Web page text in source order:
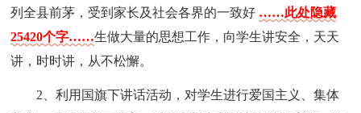
列全县前茅，受到家长及社会各界的一致好 ……此处隐藏
25420个字……生做大量的思想工作，向学生讲安全，天天
讲，时时讲，从不松懈。
2、利用国旗下讲话活动，对学生进行爱国主义、集体